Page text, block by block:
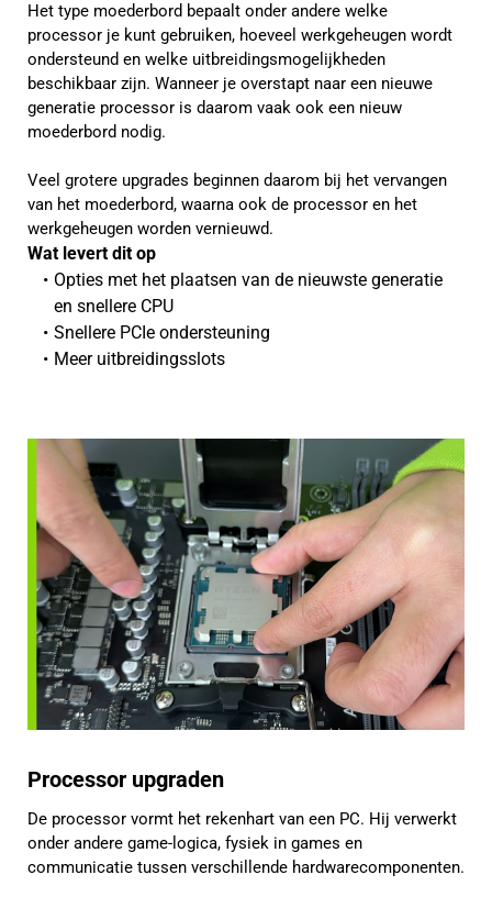
Het type moederbord bepaalt onder andere welke
processor je kunt gebruiken, hoeveel werkgeheugen wordt
ondersteund en welke uitbreidingsmogelijkheden
beschikbaar zijn. Wanneer je overstapt naar een nieuwe
generatie processor is daarom vaak ook een nieuw
moederbord nodig.
Veel grotere upgrades beginnen daarom bij het vervangen
van het moederbord, waarna ook de processor en het
werkgeheugen worden vernieuwd.
Wat levert dit op
Opties met het plaatsen van de nieuwste generatie
en snellere CPU
Snellere PCIe ondersteuning
Meer uitbreidingsslots
Processor upgraden
De processor vormt het rekenhart van een PC. Hij verwerkt
onder andere game-logica, fysiek in games en
communicatie tussen verschillende hardwarecomponenten.